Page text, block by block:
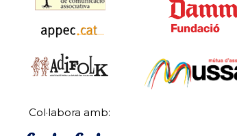
Col·labora amb: